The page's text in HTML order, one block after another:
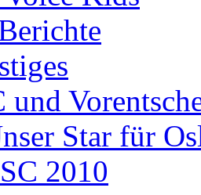
und
Star für
2010